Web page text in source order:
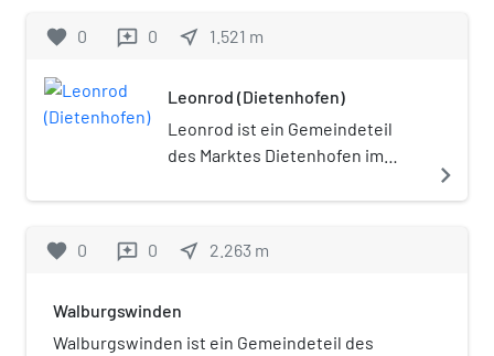
favorite 0 reviews 0 near_me 1.521 m
Leonrod (Dietenhofen)
Leonrod ist ein Gemeindeteil
des Marktes Dietenhofen im
(Mittelfranken, Bayern).
navigate_next
favorite 0 reviews 0 near_me 2.263 m
Walburgswinden
Walburgswinden ist ein Gemeindeteil des